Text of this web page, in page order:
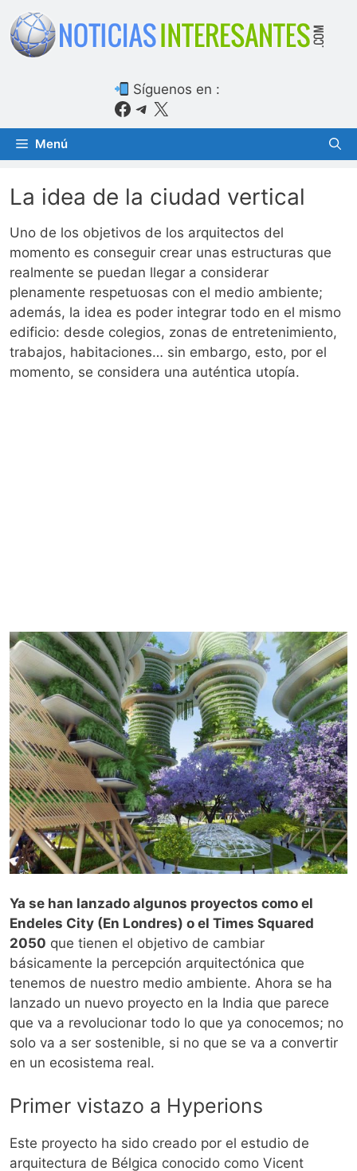
Saltar
contenido
Síguenos en :
Facebook
Telegram
X
Menú
La idea de la ciudad vertical
Uno de los objetivos de los arquitectos del
momento es conseguir crear unas estructuras que
realmente se puedan llegar a considerar
plenamente respetuosas con el medio ambiente;
además, la idea es poder integrar todo en el mismo
edificio: desde colegios, zonas de entretenimiento,
trabajos, habitaciones… sin embargo, esto, por el
momento, se considera una auténtica utopía.
Ya se han lanzado algunos proyectos como el
Endeles City (En Londres) o el Times Squared
2050 que tienen el objetivo de cambiar
básicamente la percepción arquitectónica que
tenemos de nuestro medio ambiente. Ahora se ha
lanzado un nuevo proyecto en la India que parece
que va a revolucionar todo lo que ya conocemos; no
solo va a ser sostenible, si no que se va a convertir
en un ecosistema real.
Primer vistazo a Hyperions
Este proyecto ha sido creado por el estudio de
arquitectura de Bélgica conocido como Vicent